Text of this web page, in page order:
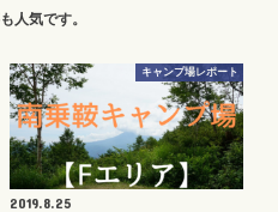
人気です。
キャンプ場レポート
2019.8.25